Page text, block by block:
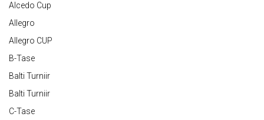
Alcedo Cup
Allegro
Allegro CUP
B-Tase
Balti Turniir
Balti Turniir
C-Tase